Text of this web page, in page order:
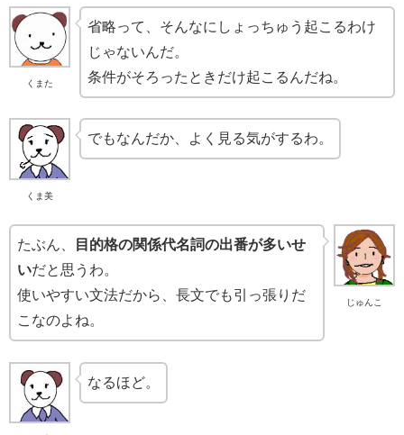
くまた
省略って、そんなにしょっちゅう起こるわけ
じゃないんだ。
条件がそろったときだけ起こるんだね。
くま美
でもなんだか、よく見る気がするわ。
じゅんこ
たぶん、
目的格の関係代名詞の出番が多いせ
いだと思うわ。
使いやすい文法だから、長文でも引っ張りだ
こなのよね。
なるほど。